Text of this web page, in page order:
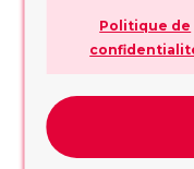
Politique de